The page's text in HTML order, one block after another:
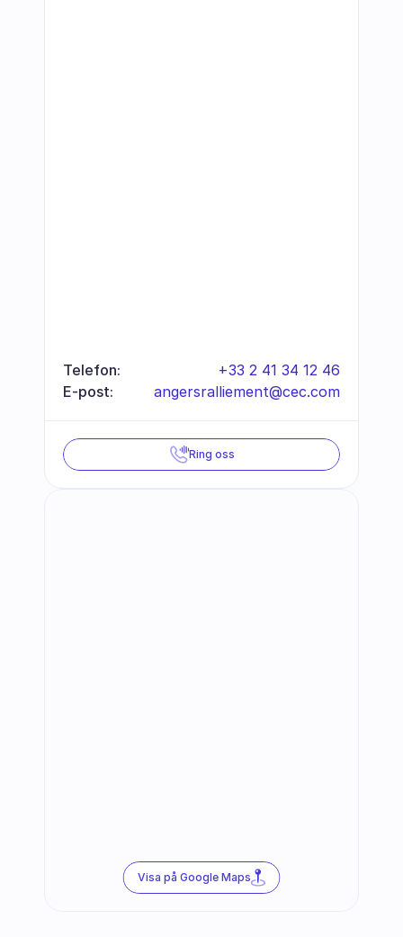
Telefon:
+33 2 41 34 12 46
E-post:
angersralliement@cec.com
Ring oss
Visa på Google Maps